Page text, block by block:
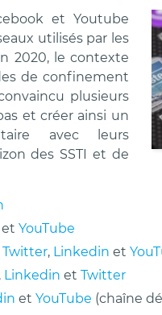
et Youtube
utilisés par les
2020, le contexte
de confinement
plusieurs
et créer ainsi un
avec leurs
des SSTI et de
etYouTube
Twitter, Linkedinet
, Linkedin etTwitter
etYouTube (chaîne